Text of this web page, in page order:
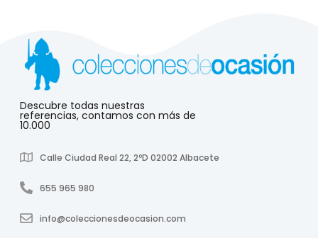
Descubre todas nuestras
referencias, contamos con más de
10.000
Calle Ciudad Real 22, 2ºD 02002 Albacete
655 965 980
info@coleccionesdeocasion.com